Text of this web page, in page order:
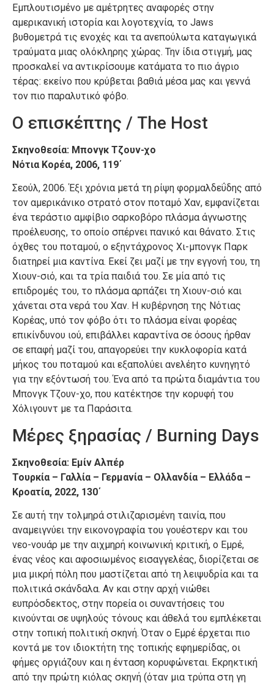
Εμπλουτισμένο με αμέτρητες αναφορές στην
αμερικανική ιστορία και λογοτεχνία, το Jaws
βυθομετρά τις ενοχές και τα ανεπούλωτα καταγωγικά
τραύματα μιας ολόκληρης χώρας. Την ίδια στιγμή, μας
προσκαλεί να αντικρίσουμε κατάματα το πιο άγριο
τέρας: εκείνο που κρύβεται βαθιά μέσα μας και γεννά
τον πιο παραλυτικό φόβο.
Ο επισκέπτης / The Host
Σκηνοθεσία: Μπονγκ Τζουν-χο
Νότια Κορέα, 2006, 119΄
Σεούλ, 2006. Έξι χρόνια μετά τη ρίψη φορμαλδεΰδης από
τον αμερικάνικο στρατό στον ποταμό Χαν, εμφανίζεται
ένα τεράστιο αμφίβιο σαρκοβόρο πλάσμα άγνωστης
προέλευσης, το οποίο σπέρνει πανικό και θάνατο. Στις
όχθες του ποταμού, ο εξηντάχρονος Χι-μπονγκ Παρκ
διατηρεί μια καντίνα. Εκεί ζει μαζί με την εγγονή του, τη
Χιουν-σιό, και τα τρία παιδιά του. Σε μία από τις
επιδρομές του, το πλάσμα αρπάζει τη Χιουν-σιό και
χάνεται στα νερά του Χαν. Η κυβέρνηση της Νότιας
Κορέας, υπό τον φόβο ότι το πλάσμα είναι φορέας
επικίνδυνου ιού, επιβάλλει καραντίνα σε όσους ήρθαν
σε επαφή μαζί του, απαγορεύει την κυκλοφορία κατά
μήκος του ποταμού και εξαπολύει ανελέητο κυνηγητό
για την εξόντωσή του. Ένα από τα πρώτα διαμάντια του
Μπονγκ Τζουν-χο, που κατέκτησε την κορυφή του
Χόλιγουντ με τα Παράσιτα.
Μέρες ξηρασίας / Burning Days
Σκηνοθεσία: Εμίν Αλπέρ
Τουρκία – Γαλλία – Γερμανία – Ολλανδία – Ελλάδα –
Κροατία, 2022, 130΄
Σε αυτή την τολμηρά στιλιζαρισμένη ταινία, που
αναμειγνύει την εικονογραφία του γουέστερν και του
νεο-νουάρ με την αιχμηρή κοινωνική κριτική, ο Εμρέ,
ένας νέος και αφοσιωμένος εισαγγελέας, διορίζεται σε
μια μικρή πόλη που μαστίζεται από τη λειψυδρία και τα
πολιτικά σκάνδαλα. Αν και στην αρχή νιώθει
ευπρόσδεκτος, στην πορεία οι συναντήσεις του
κινούνται σε υψηλούς τόνους και άθελά του εμπλέκεται
στην τοπική πολιτική σκηνή. Όταν ο Εμρέ έρχεται πιο
κοντά με τον ιδιοκτήτη της τοπικής εφημερίδας, οι
φήμες οργιάζουν και η ένταση κορυφώνεται. Εκρηκτική
από την πρώτη κιόλας σκηνή (όταν μια τρύπα στη γη